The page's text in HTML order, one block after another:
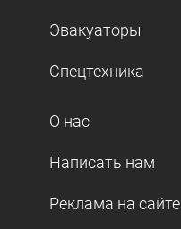
Эвакуаторы
Спецтехника
О нас
Написать нам
Реклама на сайте